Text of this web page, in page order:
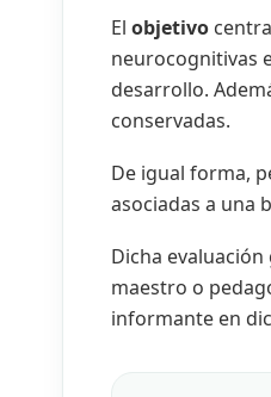
El objetivo
neurocognitivas
desarrollo.
conservadas.
De igual forma,
asociadas a una
Dicha
maestro o
informante en